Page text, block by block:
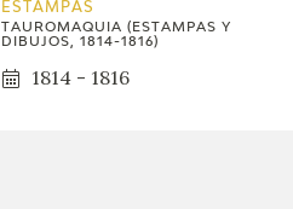
ESTAMPAS
TAUROMAQUIA (ESTAMPAS Y
DIBUJOS, 1814-1816)
1814 - 1816